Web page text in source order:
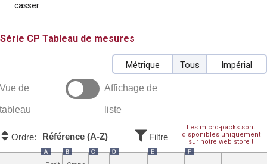
casser
CP Tableau de mesures
Métrique Tous Impérial
Vue de
tableau
Affichage de
liste
Les micro-packs sont
disponibles uniquement
sur notre web store !
Ordre: Référence (A-Z) Filtre
A B C D E F